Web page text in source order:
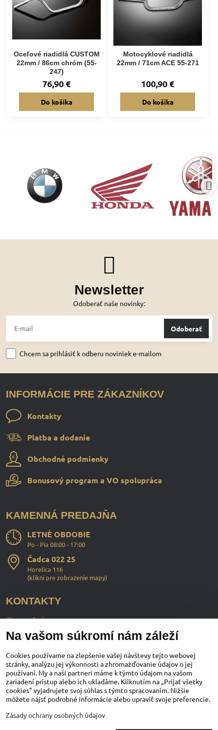
Oceľové riadidlá CUSTOM
22mm / 86cm chróm (55-
247)
76,90 €
Do košíka
Motocyklové riadidlá
22mm / 71cm ACE 55-271
100,90 €
Do košíka
Newsletter
Odoberať naše novinky:
Odoberať
Chcem sa prihlásiť k odberu noviniek e-mailom
INFORMÁCIE PRE ZÁKAZNÍKOV
Kontakty
Platba a dodanie
Obchodné podmienky
Bonusový program a VO spolupráca
KAMENNÁ PREDAJŇA
LETNÉ OBDOBIE
Po - Pia 08:00 - 17:00
Čadca 022 25
Horelica 116
(klikni pre zobrazenie mapy)
KONTAKTY
ChopperStyle s.r.o.
Ing. Martin Murčo
+421 911 364 555
obchod​@chopperstyle​.sk
Instagram Facebook
Na vašom súkromí nám záleží
Cookies používame na zlepšenie vašej návštevy tejto webovej
stránky, analýzu jej výkonnosti a zhromažďovanie údajov o jej
používaní. My a naši partneri máme k týmto údajom na vašom
zariadení prístup alebo ich ukladáme. Kliknutím na „Prijať všetky
cookies" vyjadrujete svoj súhlas s týmto spracovaním. Nižšie
môžete nájsť podrobné informácie alebo upraviť svoje preferencie.
Zásady ochrany osobných údajov